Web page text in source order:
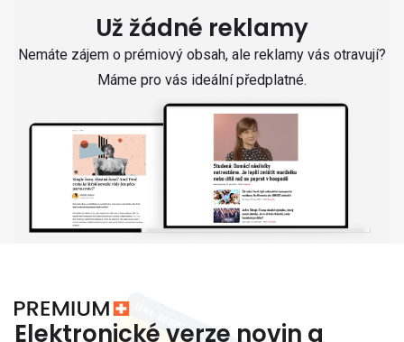
Už žádné reklamy
Nemáte zájem o prémiový obsah, ale reklamy vás otravují?
Máme pro vás ideální předplatné.
Elektronické verze novin a